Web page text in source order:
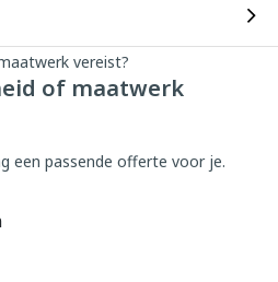
of maatwerk
een passende offerte voor je.